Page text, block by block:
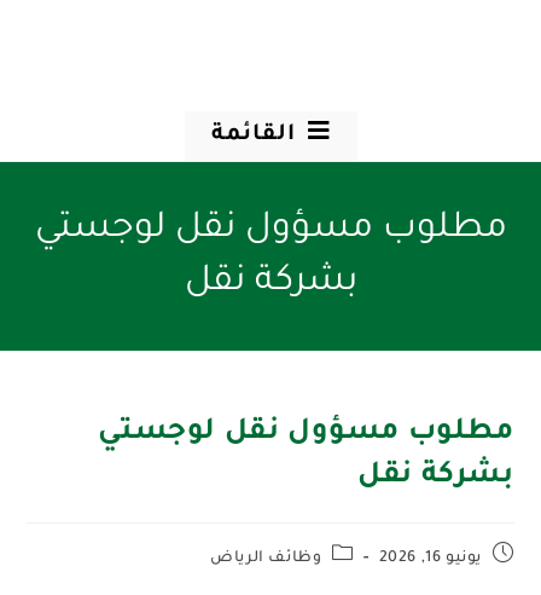
القائمة
مطلوب مسؤول نقل لوجستي
بشركة نقل
مطلوب مسؤول نقل لوجستي
بشركة نقل
يونيو 16, 2026 وظائف الرياض